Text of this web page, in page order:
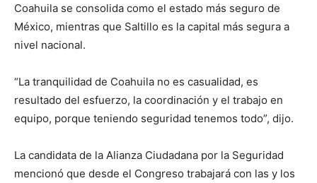
Coahuila se consolida como el estado más seguro de
México, mientras que Saltillo es la capital más segura a
nivel nacional.
“La tranquilidad de Coahuila no es casualidad, es
resultado del esfuerzo, la coordinación y el trabajo en
equipo, porque teniendo seguridad tenemos todo”, dijo.
La candidata de la Alianza Ciudadana por la Seguridad
mencionó que desde el Congreso trabajará con las y los